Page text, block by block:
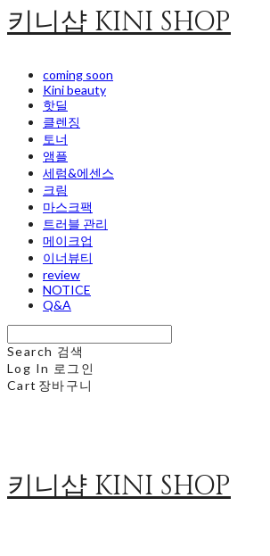
키니샵 KINI SHOP
coming soon
Kini beauty
핫딜
클렌징
토너
앰플
세럼&에센스
크림
마스크팩
트러블 관리
메이크업
이너뷰티
review
NOTICE
Q&A
Search 검색
Log In 로그인
Cart 장바구니
키니샵 KINI SHOP